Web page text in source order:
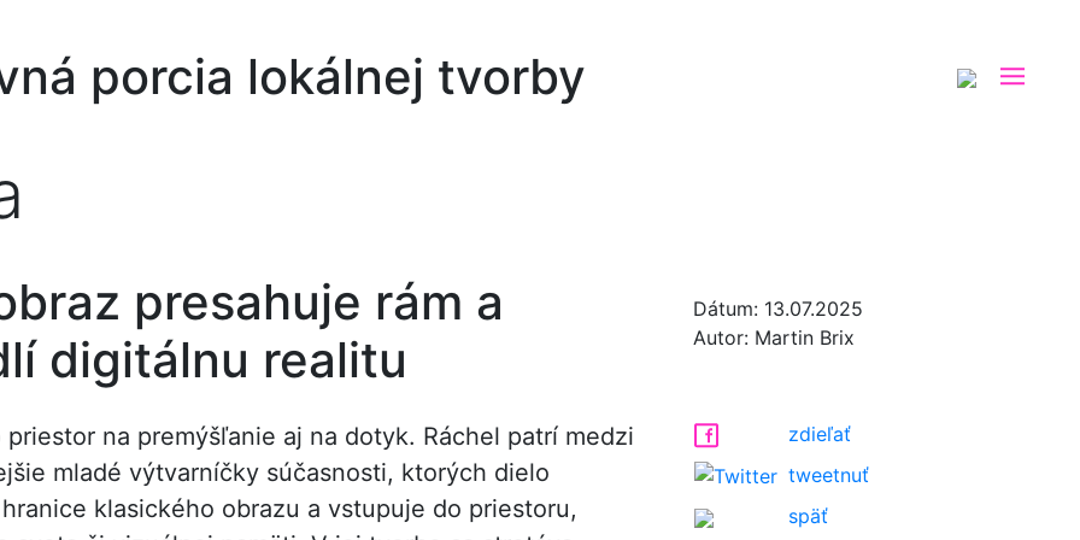
porcia lokálnej tvorby
jeden spoločný experiment
cez oblečenie k budovaniu komunít a späť
v ktorej staré materiály rozprávajú nové príbehy
presahuje rám a
digitálnu realitu
Dátum: 13.07.2025
Autor: Martin Brix
priestor na premýšľanie aj na dotyk. Ráchel patrí medzi
mladé výtvarníčky súčasnosti, ktorých dielo
klasického obrazu a vstupuje do priestoru,
zdieľať
tweetnuť
späť